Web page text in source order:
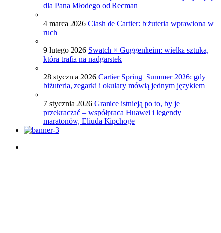
dla Pana Młodego od Recman
4 marca 2026 Clash de Cartier: biżuteria wprawiona w
ruch
9 lutego 2026 Swatch × Guggenheim: wielka sztuka,
która trafia na nadgarstek
28 stycznia 2026 Cartier Spring–Summer 2026: gdy
biżuteria, zegarki i okulary mówią jednym językiem
7 stycznia 2026 Granice istnieją po to, by je
przekraczać – współpraca Huawei i legendy
maratonów, Eliuda Kipchoge